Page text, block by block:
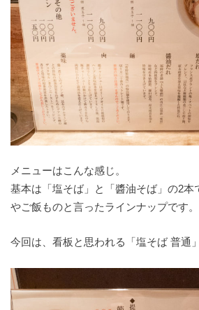
メニューはこんな感じ。
基本は「塩そば」と「醬油そば」の2本
やご飯ものと言ったラインナップです。
今回は、看板と思われる「塩そば 普通